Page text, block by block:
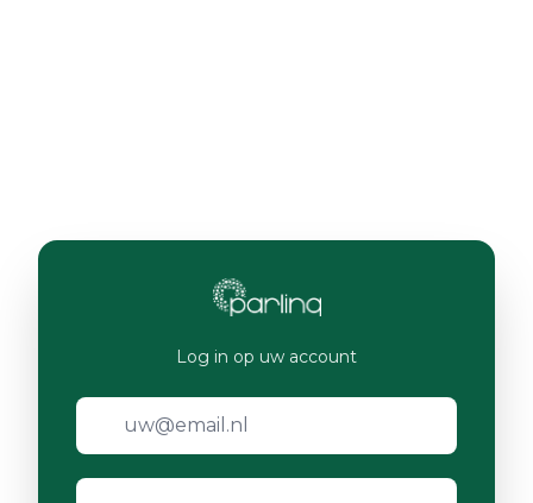
Log in op uw account